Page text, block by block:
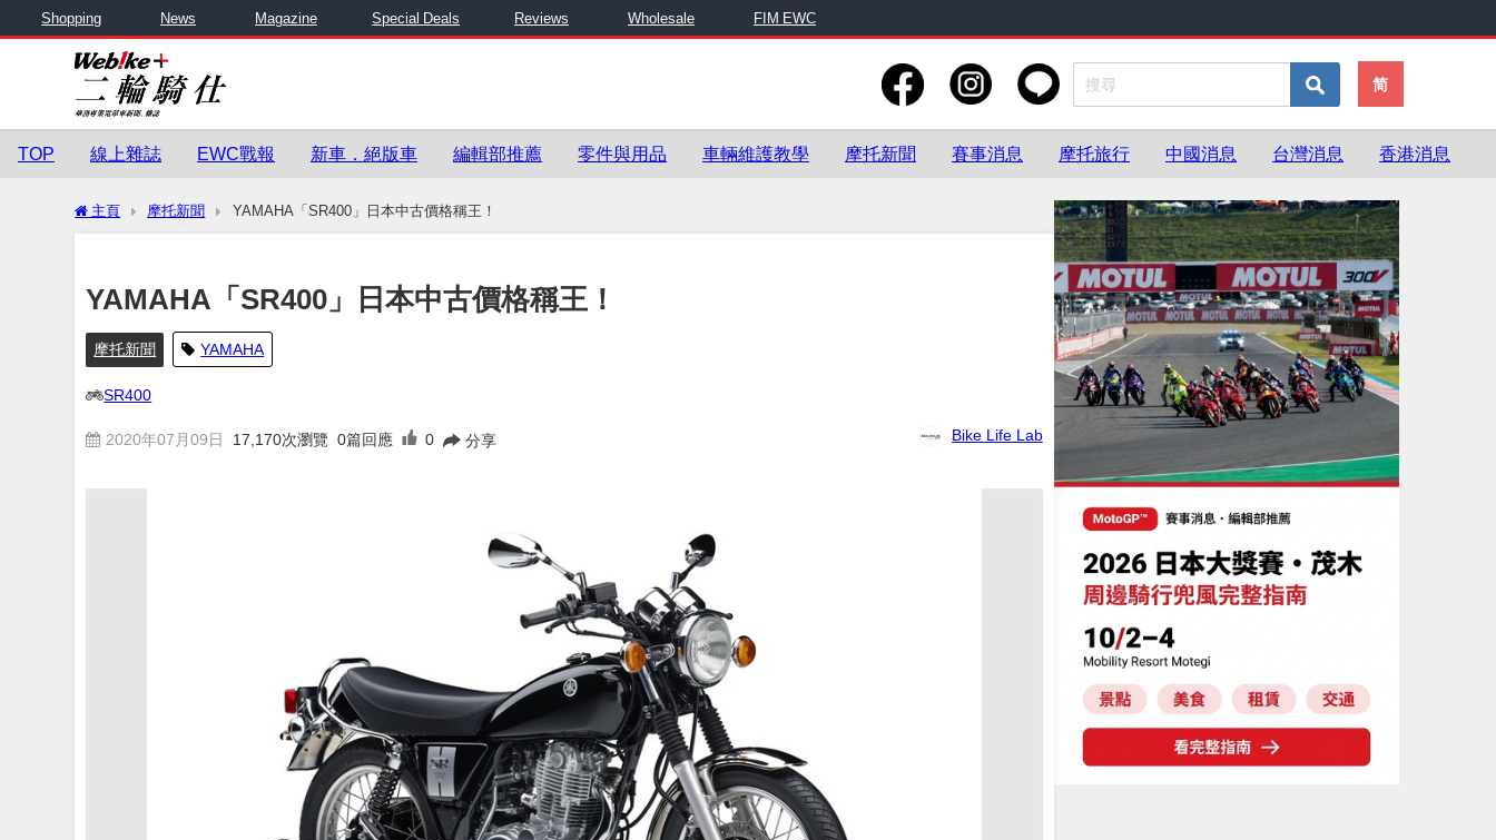
Shopping News Magazine Special Deals Reviews Wholesale FIM EWC
简
TOP 線上雜誌 EWC戰報 新車．絕版車 編輯部推薦 零件與用品 車輛維護教學 摩托新聞 賽事消息 摩托旅行 中國消息 台灣消息 香港消息
主頁 摩托新聞 YAMAHA「SR400」日本中古價格稱王！
YAMAHA「SR400」日本中古價格稱王！
摩托新聞 YAMAHA
SR400
2020年07月09日 17,170次瀏覽 0篇回應 0 分享 Bike Life Lab